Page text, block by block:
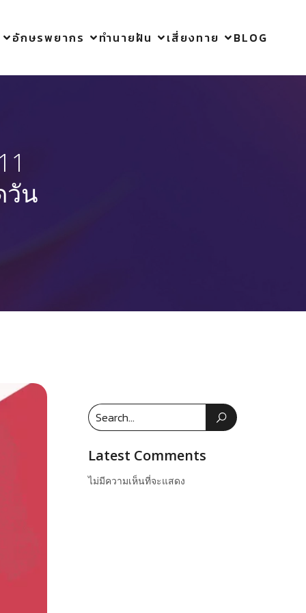
อักษรพยากร ทำนายฝัน เสี่ยงทาย BLOG
วัน
Latest Comments
ไม่มีความเห็นที่จะแสดง